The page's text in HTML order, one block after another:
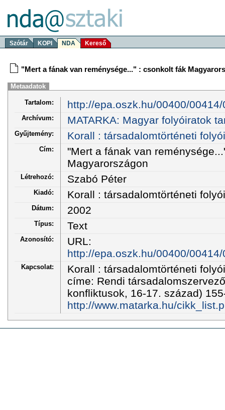
Szótár KOPI NDA Kereső
"Mert a fának van reménysége..." : csonkolt fák
Metaadatok
Tartalom: http://epa.oszk.hu/00400/
Archívum: MATARKA: Magyar folyóiratok
Gyűjtemény: Korall : társadalomtörténeti
Cím:
"Mert a fának van
Magyarországon
Létrehozó: Szabó Péter
Kiadó: Korall : társadalomtörténeti
Dátum: 2002
Típus: Text
Azonosító:
URL:
http://epa.oszk.hu/00400/
Kapcsolat:
Korall : társadalomtörténeti
címe: Rendi
konfliktusok, 16-17. század)
http://www.matarka.hu/